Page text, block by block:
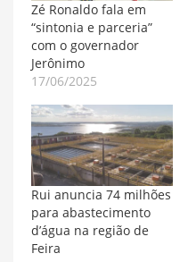
Zé Ronaldo fala em
“sintonia e parceria”
com o governador
Jerônimo
17/06/2025
Rui anuncia 74 milhões
para abastecimento
d’água na região de
Feira